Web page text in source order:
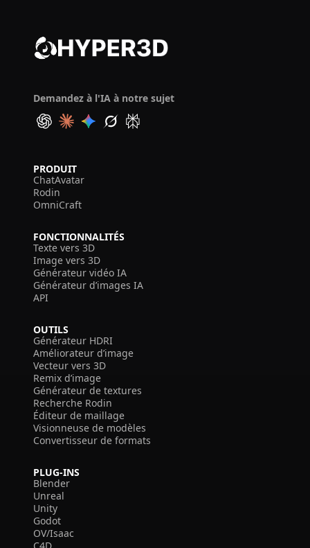
Demandez à l'IA à notre sujet
PRODUIT
ChatAvatar
Rodin
OmniCraft
FONCTIONNALITÉS
Texte vers 3D
Image vers 3D
Générateur vidéo IA
Générateur d’images IA
API
OUTILS
Générateur HDRI
Améliorateur d’image
Vecteur vers 3D
Remix d’image
Générateur de textures
Recherche Rodin
Éditeur de maillage
Visionneuse de modèles
Convertisseur de formats
PLUG-INS
Blender
Unreal
Unity
Godot
OV/Isaac